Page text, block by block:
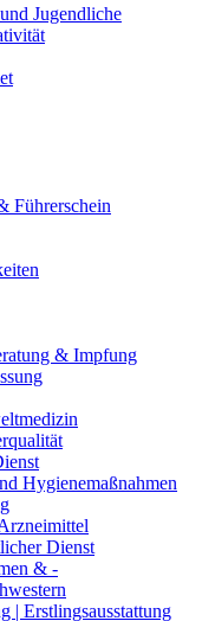
Jugendliche
Führerschein
& Impfung
Hygienemaßnahmen
Dienst
& -
| Erstlingsausstattung